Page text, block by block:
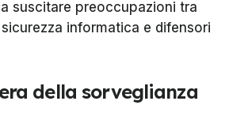
suscitare preoccupazioni tra
informatica e difensori
della sorveglianza